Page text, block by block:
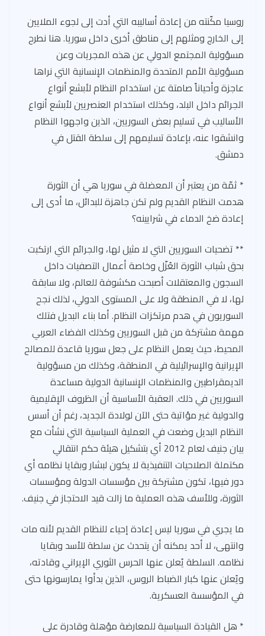
روسيا مكّنته من إعادة أساليبه التي أدت إلى لجوء الملايين
إلى الخارج ومثلهم إلى مناطق أخرى داخل سوريا. هنا نطرح
مسؤولية المجتمع الدولي عن هذه المجريات وعن
مسؤولية الأمم المتحدة والمنظمات الإنسانية التي نراها
عاجزة وأحياناً صامتة عن استخدام النظام لأبشع أنواع
الجرائم داخل البلد، وكذلك استخدام العنصريين لأبشع أنواع
الأساليب في تسليم بعض السوريين، الذين واجهوا النظام
وانشقوا عنه، بإعادة تسليمهم إلى سلطة القتل في
دمشق.
* ثمّة من يعتبر أن المعضلة في سوريا هي أن الثورة
هدمت النظام القديم ولم تكن جاهزة للبدائل، ما أدى إلى
إعادة ضخ الدماء في شرايينه؟
** تضحيات السوريين التي لا مثيل لها، والجرائم التي ارتكبت
بحق شباب الثورة العُزّل وخاصة أعمال التصفيات داخل
السجون والمعتقلات أصبحت مكشوفة للعالم، ولا سابقة
لها، لا في المنطقة ولا على المستوى الدولي، لذلك نجح
السوريون في هدم مرتكزات النظام. أما بناء البديل فتلك
مهمة مشتركة من قبل السوريين وكذلك الفضاء العربي
المحيط، حيث يعمل النظام على جعل سوريا قاعدة للمصالح
الإيرانية والإسرائيلية في المنطقة، وكذلك من مسؤولية
الديمقراطيين والمنظمات الإنسانية الدولية مساعدة
السوريين في ذلك. العقبة الأساسية أن الظروف الإقليمية
والدولية غير مؤاتية حتى الآن لولادة الجديد، رغم أن أسس
النظام البديل وضعت في العملية السياسية التي نشأت مع
بيان جنيف لعام 2012 أي بتشكيل هيئة حكم انتقالي
مكتملة الصلاحيات التنفيذية لا يكون لبشار وبقايا نظامه أي
دور فيها، تكون مشتركة بين مؤسسات الدولة ومؤسسات
الثورة، وللأسف هذه العملية ما زالت قيد الاحتجاز في جنيف.
ما يجري في سوريا ليس إعادة إحياء للنظام القديم لأنه مات
وانتهى، لا أحد يمكنه أن يتحدث عن سلطة للأسد وبقايا
نظامه. السلطة يُعلن عنها الحرس الثوري الإيراني وقادته،
ويُعلن عنها كبار الضباط الروس، الذين بدأوا يمارسونها حتى
في المؤسسة العسكرية.
* هل القيادة السياسية للمعارضة مؤهلة وقادرة على